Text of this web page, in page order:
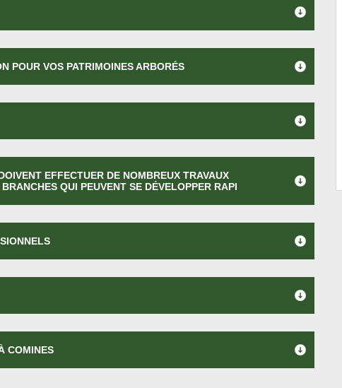
POUR VOS PATRIMOINES ARBORÉS
EFFECTUER DE NOMBREUX TRAVAUX
QUI PEUVENT SE DÉVELOPPER RAPI
COMINES